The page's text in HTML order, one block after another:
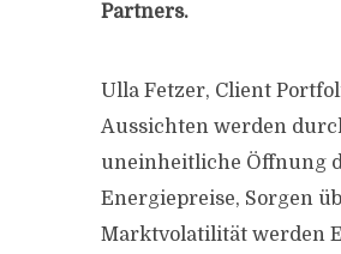
Partners.
Ulla Fetzer, Client
Aussichten werden
uneinheitliche Öffnung
Energiepreise, Sorgen
Marktvolatilität werden